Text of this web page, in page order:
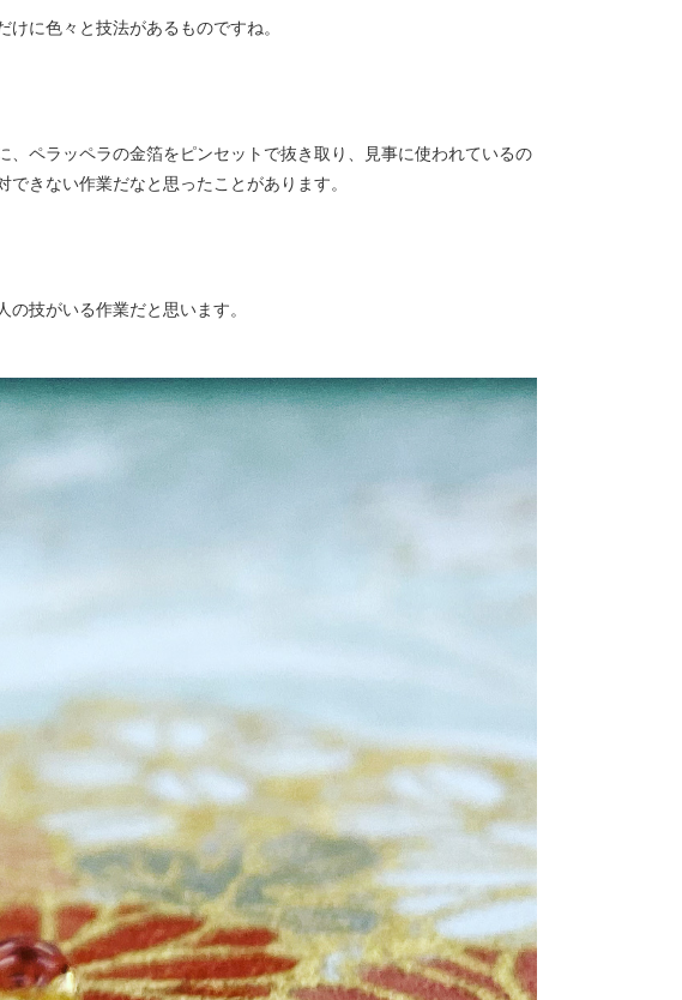
に色々と技法があるものですね。
ペラッペラの金箔をピンセットで抜き取り、見事に使われているの
きない作業だなと思ったことがあります。
技がいる作業だと思います。